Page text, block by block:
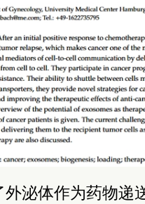
泌体作为药物递